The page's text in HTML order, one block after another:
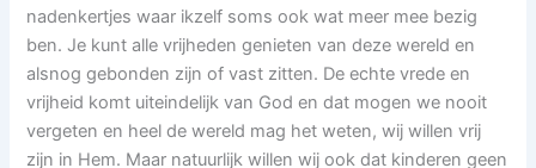
nadenkertjes waar ikzelf soms ook wat meer mee bezig
ben. Je kunt alle vrijheden genieten van deze wereld en
alsnog gebonden zijn of vast zitten. De echte vrede en
vrijheid komt uiteindelijk van God en dat mogen we nooit
vergeten en heel de wereld mag het weten, wij willen vrij
zijn in Hem. Maar natuurlijk willen wij ook dat kinderen geen